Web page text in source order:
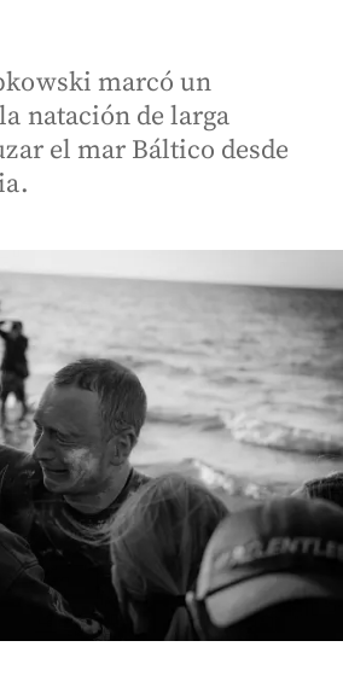
marcó un
natación de larga
el mar Báltico desde